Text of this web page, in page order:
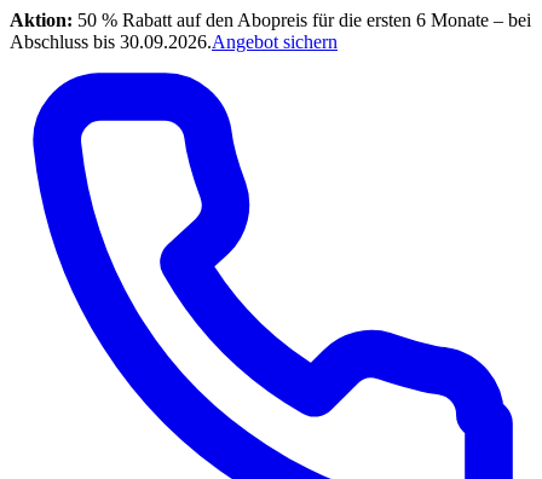
Aktion: 50 % Rabatt auf den Abopreis für die ersten 6 Monate – bei
Abschluss bis 30.09.2026.Angebot sichern